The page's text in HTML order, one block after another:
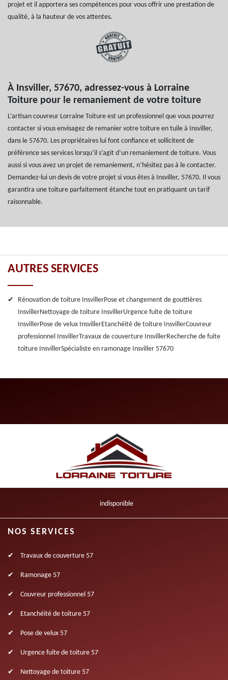
projet et il apportera ses compétences pour vous offrir une prestation de
qualité, à la hauteur de vos attentes.
À Insviller, 57670, adressez-vous à Lorraine
Toiture pour le remaniement de votre toiture
L’artisan couvreur Lorraine Toiture est un professionnel que vous pourrez
contacter si vous envisagez de remanier votre toiture en tuile à Insviller,
dans le 57670. Les propriétaires lui font confiance et sollicitent de
préférence ses services lorsqu’il s’agit d’un remaniement de toiture. Vous
aussi si vous avez un projet de remaniement, n’hésitez pas à le contacter.
Demandez-lui un devis de votre projet si vous êtes à Insviller, 57670. Il vous
garantira une toiture parfaitement étanche tout en pratiquant un tarif
raisonnable.
AUTRES SERVICES
Rénovation de toiture InsvillerPose et changement de gouttières
InsvillerNettoyage de toiture InsvillerUrgence fuite de toiture
InsvillerPose de velux InsvillerEtanchéité de toiture InsvillerCouvreur
professionnel InsvillerTravaux de couverture InsvillerRecherche de fuite
toiture InsvillerSpécialiste en ramonage Insviller 57670
indisponible
NOS SERVICES
Travaux de couverture 57
Ramonage 57
Couvreur professionnel 57
Etanchéité de toiture 57
Pose de velux 57
Urgence fuite de toiture 57
Nettoyage de toiture 57